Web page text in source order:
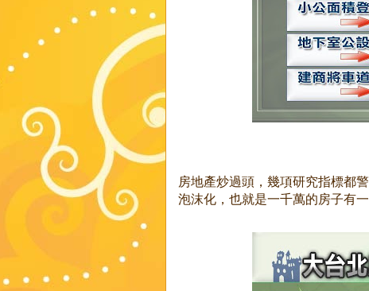
房地產炒過頭，幾項研究指標都
泡沫化，也就是一千萬的房子有